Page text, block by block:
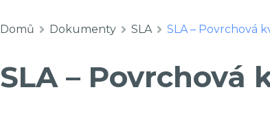
Domů Dokumenty SLA SLA – Povrchová
SLA – Povrchová